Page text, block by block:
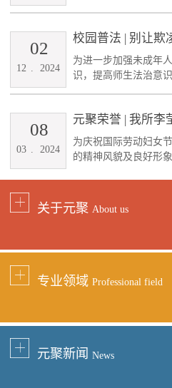
校园普法 | 别让欺
为进一步加强未成年
识，提高师生法治意识
12 2024
02
元聚荣誉 | 我所李
为庆祝国际劳动妇女
的精神风貌及良好形象
03 2024
08
关于元聚 About us
专业领域 Professional field
元聚新闻 News